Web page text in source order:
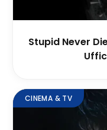
Stupid Never
CINEMA & TV